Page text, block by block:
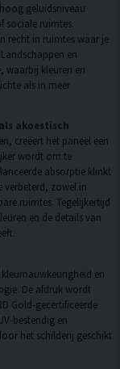
geluidsniveau
ruimtes.
recht in ruimtes waar je
en
waarbij kleuren en
als in meer
akoestisch
creëert het paneel een
wordt om te
absorptie klinkt
verbeterd, zowel in
ruimtes. Tegelijkertijd
en de details van
en
De afdruk wordt
Gold-gecertificeerde
bestendig en
het schilderij geschikt